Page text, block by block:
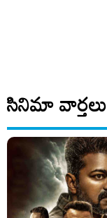
సినిమా వార్తలు